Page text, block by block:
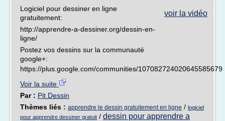
voir la vidéo
Logiciel pour dessiner en ligne
gratuitement:
http://apprendre-a-dessiner.org/dessin-en-
ligne/
Postez vos dessins sur la communauté
google+:
https://plus.google.com/communities/107082724020645585679
Voir la suite
Par : Pit Dessin
Thèmes liés : apprendre le dessin gratuitement en ligne / logiciel
pour apprendre dessiner gratuit / dessin pour apprendre a